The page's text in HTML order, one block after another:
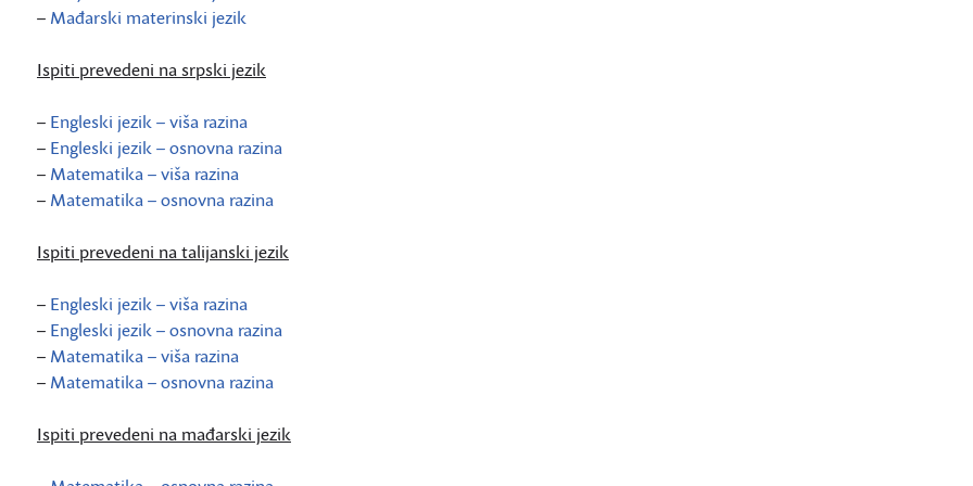
– Mađarski materinski jezik
Ispiti prevedeni na srpski jezik
– Engleski jezik – viša razina
– Engleski jezik – osnovna razina
– Matematika – viša razina
– Matematika – osnovna razina
Ispiti prevedeni na talijanski jezik
– Engleski jezik – viša razina
– Engleski jezik – osnovna razina
– Matematika – viša razina
– Matematika – osnovna razina
Ispiti prevedeni na mađarski jezik